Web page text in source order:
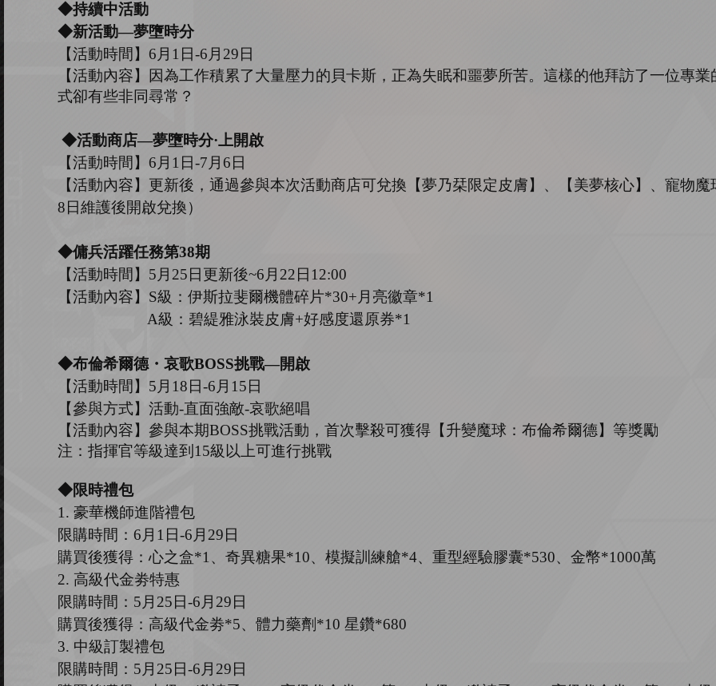
◆持續中活動
◆新活動—夢墮時分
【活動時間】 6月 1 日-6月 29 日
【活動內容】因為工作積累了大量壓力的貝卡斯，正為失眠和噩夢所苦。這樣的他拜訪了一位專業
式卻有些非同尋常？
◆活動商店—夢墮時分·上開啟
【活動時間】 6月 1 日-7月 6 日
【活動內容】 更新後，通過參與本次活動商店可兌換 【夢乃栞限定皮膚】、【美夢核心】、寵物
8日維護後開啟兌換）
◆傭兵活躍任務第38期
【活動時間】 5月 25 日更新後~6月 22 日 12:00
【活動內容】 S級：伊斯拉斐爾機體碎片*30+月亮徽章*1
A級：碧緹雅泳裝皮膚+好感度還原券*1
◆布倫希爾德・哀歌BOSS挑戰—開啟
【活動時間】 5月 18 日-6月 15 日
【參與方式】 活動-直面強敵-哀歌絕唱
【活動內容】參與本期BOSS挑戰活動，首次擊殺可獲得【升變魔球：布倫希爾德】等獎勵
注：指揮官等級達到 15級以上可進行挑戰
◆限時禮包
1. 豪華機師進階禮包
限購時間： 6月 1 日-6月 29 日
購買後獲得：心之盒*1、奇異糖果*10、模擬訓練艙*4、重型經驗膠囊*530、金幣*1000萬
2. 高級代金劵特惠
限購時間： 5月 25 日-6月 29 日
購買後獲得：高級代金劵*5、 體力藥劑 *10 星鑽*680
3. 中級訂製禮包
限購時間： 5月 25 日-6月 29 日